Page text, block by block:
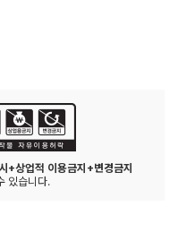
+상업적 이용금지+변경금지
있습니다.